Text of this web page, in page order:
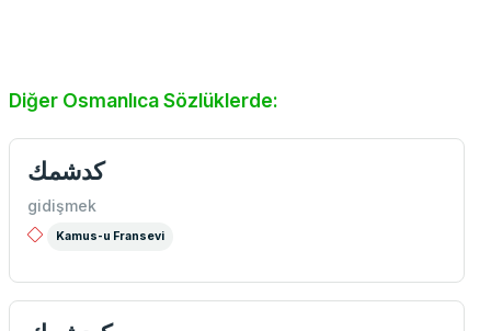
Diğer Osmanlıca Sözlüklerde:
كدشمك
gidişmek
Kamus-u Fransevi